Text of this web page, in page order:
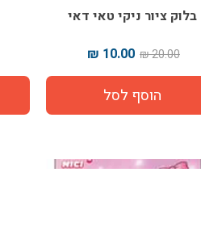
בלוק ציור ניקי טאי דאי
20.00 ₪
10.00 ₪